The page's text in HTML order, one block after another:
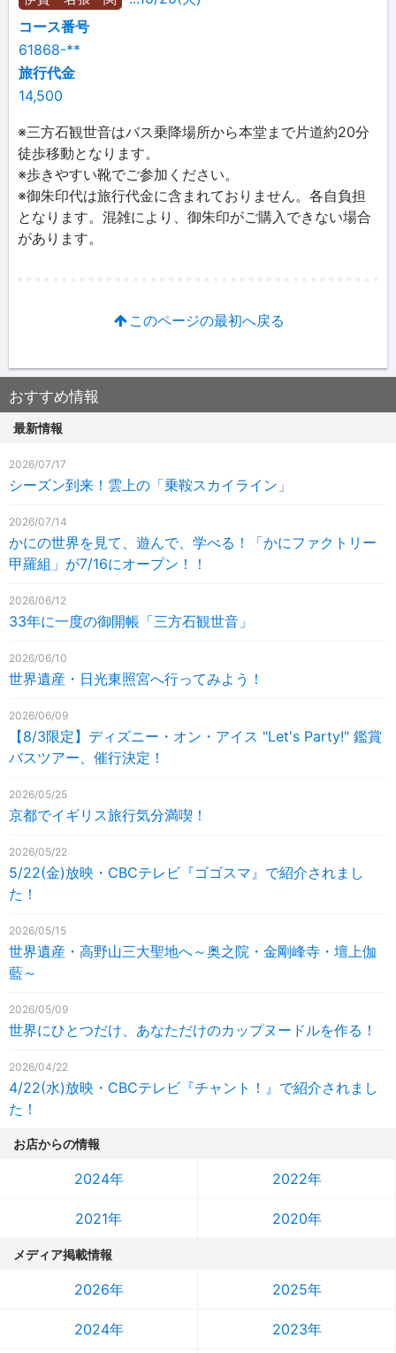
コース番号
61868-**
旅行代金
14,500
※三方石観世音はバス乗降場所から本堂まで片道約20分
徒歩移動となります。
※歩きやすい靴でご参加ください。
※御朱印代は旅行代金に含まれておりません。各自負担
となります。混雑により、御朱印がご購入できない場合
があります。
このページの最初へ戻る
おすすめ情報
最新情報
2026/07/17
シーズン到来！雲上の「乗鞍スカイライン」
2026/07/14
かにの世界を見て、遊んで、学べる！「かにファクトリー
甲羅組」が7/16にオープン！！
2026/06/12
33年に一度の御開帳「三方石観世音」
2026/06/10
世界遺産・日光東照宮へ行ってみよう！
2026/06/09
【8/3限定】ディズニー・オン・アイス "Let's Party!" 鑑賞
バスツアー、催行決定！
2026/05/25
京都でイギリス旅行気分満喫！
2026/05/22
5/22(金)放映・CBCテレビ『ゴゴスマ』で紹介されまし
た！
2026/05/15
世界遺産・高野山三大聖地へ～奥之院・金剛峰寺・壇上伽
藍～
2026/05/09
世界にひとつだけ、あなただけのカップヌードルを作る！
2026/04/22
4/22(水)放映・CBCテレビ『チャント！』で紹介されまし
た！
お店からの情報
2024年 2022年
2021年 2020年
メディア掲載情報
2026年 2025年
2024年 2023年